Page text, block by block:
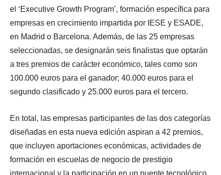
el ‘Executive Growth Program’, formación específica para
empresas en crecimiento impartida por IESE y ESADE,
en Madrid o Barcelona. Además, de las 25 empresas
seleccionadas, se designarán seis finalistas que optarán
a tres premios de carácter económico, tales como son
100.000 euros para el ganador; 40.000 euros para el
segundo clasificado y 25.000 euros para el tercero.
En total, las empresas participantes de las dos categorías
diseñadas en esta nueva edición aspiran a 42 premios,
que incluyen aportaciones económicas, actividades de
formación en escuelas de negocio de prestigio
internacional y la participación en un puente tecnológico